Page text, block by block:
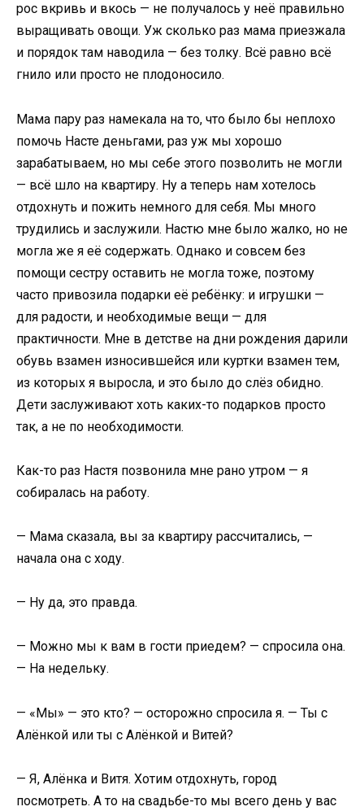
рос вкривь и вкось — не получалось у неё правильно
выращивать овощи. Уж сколько раз мама приезжала
и порядок там наводила — без толку. Всё равно всё
гнило или просто не плодоносило.
Мама пару раз намекала на то, что было бы неплохо
помочь Насте деньгами, раз уж мы хорошо
зарабатываем, но мы себе этого позволить не могли
— всё шло на квартиру. Ну а теперь нам хотелось
отдохнуть и пожить немного для себя. Мы много
трудились и заслужили. Настю мне было жалко, но не
могла же я её содержать. Однако и совсем без
помощи сестру оставить не могла тоже, поэтому
часто привозила подарки её ребёнку: и игрушки —
для радости, и необходимые вещи — для
практичности. Мне в детстве на дни рождения дарили
обувь взамен износившейся или куртки взамен тем,
из которых я выросла, и это было до слёз обидно.
Дети заслуживают хоть каких-то подарков просто
так, а не по необходимости.
Как-то раз Настя позвонила мне рано утром — я
собиралась на работу.
— Мама сказала, вы за квартиру рассчитались, —
начала она с ходу.
— Ну да, это правда.
— Можно мы к вам в гости приедем? — спросила она.
— На недельку.
— «Мы» — это кто? — осторожно спросила я. — Ты с
Алёнкой или ты с Алёнкой и Витей?
— Я, Алёнка и Витя. Хотим отдохнуть, город
посмотреть. А то на свадьбе-то мы всего день у вас